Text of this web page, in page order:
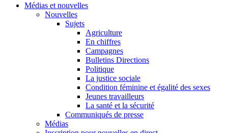
Médias et nouvelles
Nouvelles
Sujets
Agriculture
En chiffres
Campagnes
Bulletins Directions
Politique
La justice sociale
Condition féminine et égalité des sexes
Jeunes travailleurs
La santé et la sécurité
Communiqués de presse
Médias